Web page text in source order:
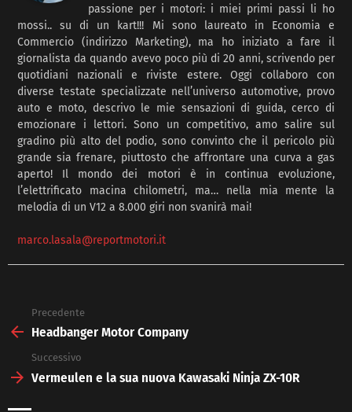
passione per i motori: i miei primi passi li ho
mossi.. su di un kart!!! Mi sono laureato in Economia e
Commercio (indirizzo Marketing), ma ho iniziato a fare il
giornalista da quando avevo poco più di 20 anni, scrivendo per
quotidiani nazionali e riviste estere. Oggi collaboro con
diverse testate specializzate nell’universo automotive, provo
auto e moto, descrivo le mie sensazioni di guida, cerco di
emozionare i lettori. Sono un competitivo, amo salire sul
gradino più alto del podio, sono convinto che il pericolo più
grande sia frenare, piuttosto che affrontare una curva a gas
aperto! Il mondo dei motori è in continua evoluzione,
l’elettrificato macina chilometri, ma… nella mia mente la
melodia di un V12 a 8.000 giri non svanirà mai!
marco.lasala@reportmotori.it
more
Precedente
Headbanger Motor Company
Successivo
Vermeulen e la sua nuova Kawasaki Ninja ZX-10R